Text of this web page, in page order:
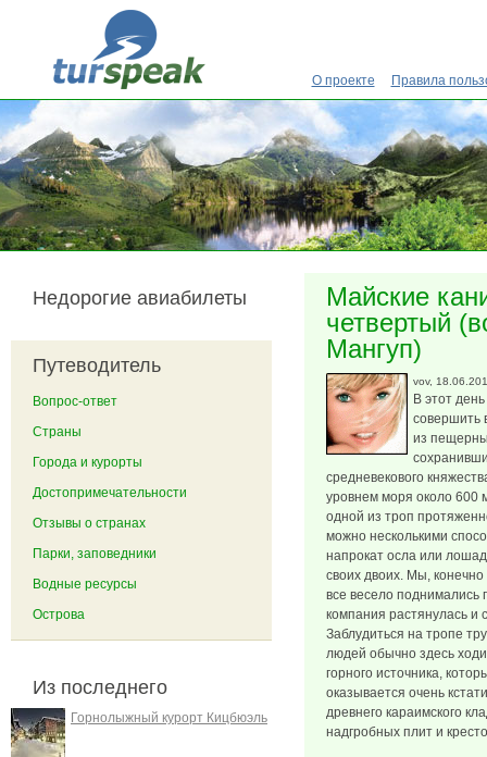
Перейти к основному содержанию
О проекте Правила
Майские
четвертый
Мангуп)
vov,
В этот
совершить
из
средневекового
уровнем моря около 600
одной из троп
можно несколькими
напрокат осла или
своих двоих. Мы,
все весело поднимались
компания растянулась
Заблудиться на тропе
людей обычно здесь
горного источника,
оказывается очень
древнего караимского
надгробных плит и
Недорогие авиабилеты
Путеводитель
Вопрос-ответ
Страны
Города и курорты
Достопримечательности
Отзывы о странах
Парки, заповедники
Водные ресурсы
Острова
Из последнего
Горнолыжный курорт Кицбюэль